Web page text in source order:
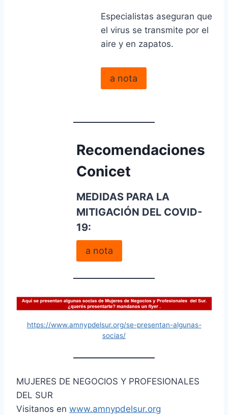
Especialistas aseguran que
el virus se transmite por el
aire y en zapatos.
a nota
Recomendaciones
Conicet
MEDIDAS PARA LA
MITIGACIÓN DEL COVID-
19:
a nota
https://www.amnypdelsur.org/se-presentan-algunas-
socias/
MUJERES DE NEGOCIOS Y PROFESIONALES
DEL SUR
Visitanos en www.amnypdelsur.org